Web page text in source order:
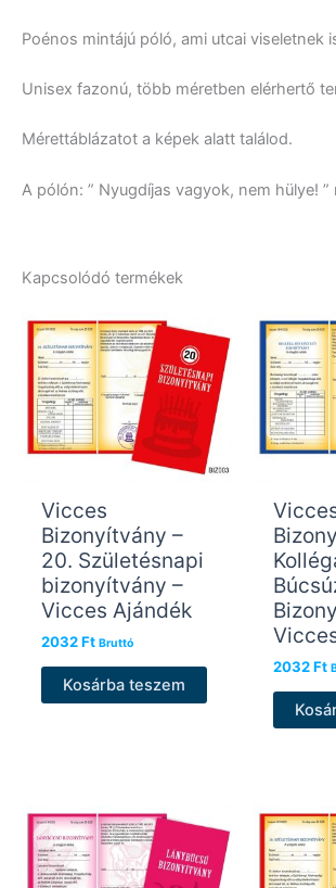
Poénos mintájú póló, ami utcai viseletnek
Unisex fazonú, több méretben elérhertő
Mérettáblázatot a képek alatt találod.
A pólón: ” Nyugdíjas vagyok, nem hülye! ”
Kapcsolódó termékek
Vicces
Bizonyítvány –
20. Születésnapi
bizonyítvány –
Vicces Ajándék
2032Ft Bruttó
Kosárba teszem
2032Ft